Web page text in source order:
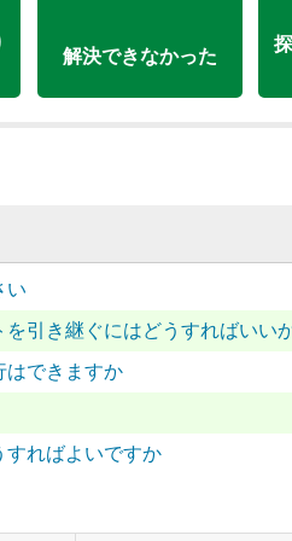
解決できなかった
い
引き継ぐにはどうすればいい
はできますか
すればよいですか